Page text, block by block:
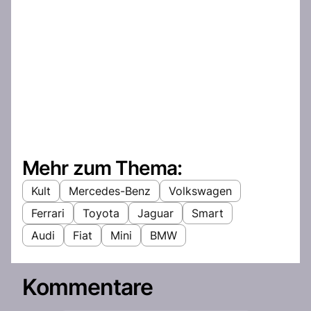
Mehr zum Thema:
Kult Mercedes-Benz
Volkswagen
Ferrari
Toyota Jaguar
Smart
Audi
Fiat Mini BMW
Kommentare